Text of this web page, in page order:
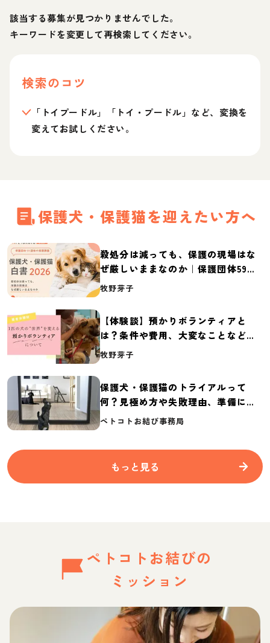
該当する募集が見つかりませんでした。
キーワードを変更して再検索してください。
検索のコツ
「トイプードル」「トイ・プードル」など、変換を
変えてお試しください。
保護犬・保護猫を迎えたい方へ
殺処分は減っても、保護の現場はな
ぜ厳しいままなのか｜保護団体59団
体の実態調査【保護犬・保護猫白書
牧野芽子
【体験談】預かりボランティアと
は？条件や費用、大変なことなど紹
介
牧野芽子
保護犬・保護猫のトライアルって
何？見極め方や失敗理由、準備に必
要なものを紹介
ペトコトお結び事務局
もっと見る
ペトコトお結びの
ミッション